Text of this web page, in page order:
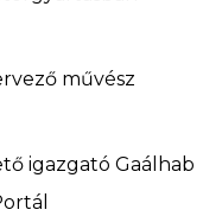
művész
igazgató Gaálhab